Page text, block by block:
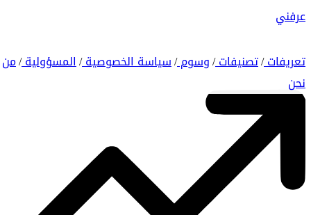
عرفني
تعريفات/ تصنيفات/ وسوم/ سياسة الخصوصية/ المسؤولية/ من
نحن